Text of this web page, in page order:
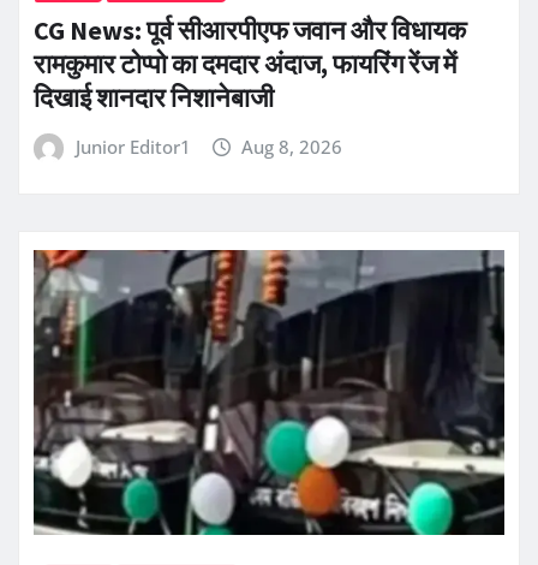
CG News: पूर्व सीआरपीएफ जवान और विधायक
रामकुमार टोप्पो का दमदार अंदाज, फायरिंग रेंज में
दिखाई शानदार निशानेबाजी
Junior Editor1 Aug 8, 2026